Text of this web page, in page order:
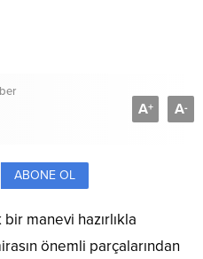
A+ A-
ABONE OL
manevi hazırlıkla
önemli parçalarından